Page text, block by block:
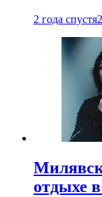
2 года спустя
отдыхе